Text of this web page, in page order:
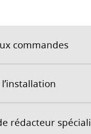
commandes
rédacteur